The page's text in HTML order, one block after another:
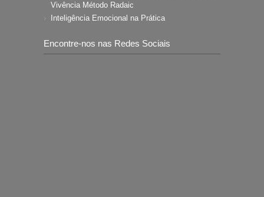
Vivência Método Radaic
Inteligência Emocional na Prática
Encontre-nos nas Redes Sociais